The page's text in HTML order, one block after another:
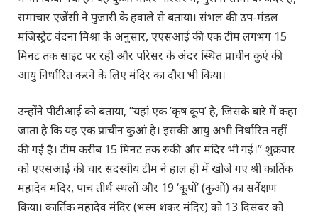
समाचार एजेंसी ने पुजारी के हवाले से बताया। संभल की उप-मंडल
मजिस्ट्रेट वंदना मिश्रा के अनुसार, एएसआई की एक टीम लगभग 15
मिनट तक साइट पर रही और परिसर के अंदर स्थित प्राचीन कुएं की
आयु निर्धारित करने के लिए मंदिर का दौरा भी किया।
उन्होंने पीटीआई को बताया, “यहां एक ‘कृष कूप’ है, जिसके बारे में कहा
जाता है कि यह एक प्राचीन कुआं है। इसकी आयु अभी निर्धारित नहीं
की गई है। टीम करीब 15 मिनट तक रुकी और मंदिर भी गई।” शुक्रवार
को एएसआई की चार सदस्यीय टीम ने हाल ही में खोजे गए श्री कार्तिक
महादेव मंदिर, पांच तीर्थ स्थलों और 19 ‘कूपों’ (कुओं) का सर्वेक्षण
किया। कार्तिक महादेव मंदिर (भस्म शंकर मंदिर) को 13 दिसंबर को